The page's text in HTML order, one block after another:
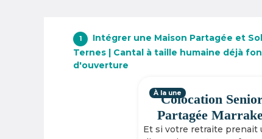
1
Intégrer une Maison Partagée et
Ternes | Cantal à taille humaine déjà
d'ouverture
Colocation
Partagée
Et si votre retraite prenait
À la une